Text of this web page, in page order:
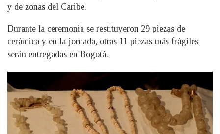
y de zonas del Caribe.
Durante la ceremonia se restituyeron 29 piezas de
cerámica y en la jornada, otras 11 piezas más frágiles
serán entregadas en Bogotá.